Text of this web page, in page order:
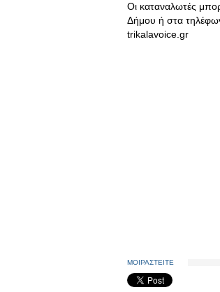
Οι καταναλωτές
Δήμου ή στα
trikalavoice.gr
ΜΟΙΡΑΣΤΕΙΤΕ